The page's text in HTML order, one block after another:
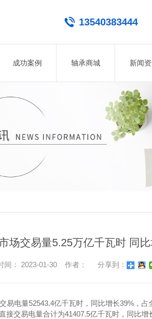
13540383444
成功案例 轴承商城 新闻
场交易量5.25万亿千瓦时 同
间： 2023-01-30 作者： 分享到：
易电量52543.4亿千瓦时，同比增长39%，
交易电量合计为41407.5亿千瓦时，同比增